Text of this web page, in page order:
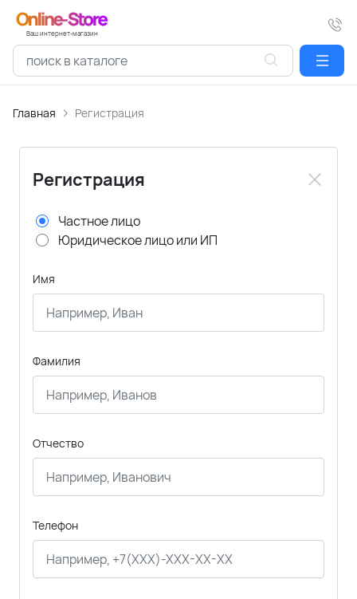
Ваш интернет-магазин
Главная Регистрация
Регистрация
Частное лицо
Юридическое лицо или ИП
Имя
Фамилия
Отчество
Телефон